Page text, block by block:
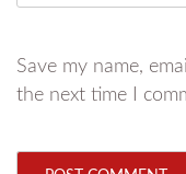
Save my name,
the next time I